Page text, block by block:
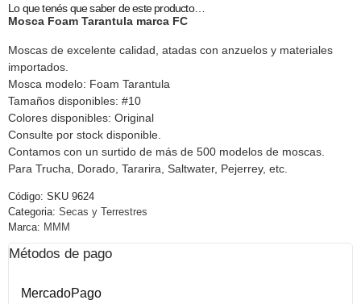
Lo que tenés que saber de este producto…
Mosca Foam Tarantula marca FC
Moscas de excelente calidad, atadas con anzuelos y materiales
importados.
Mosca modelo: Foam Tarantula
Tamaños disponibles: #10
Colores disponibles: Original
Consulte por stock disponible.
Contamos con un surtido de más de 500 modelos de moscas.
Para Trucha, Dorado, Tararira, Saltwater, Pejerrey, etc.
Código: SKU 9624
Categoria: Secas y Terrestres
Marca: MMM
Métodos de pago
MercadoPago